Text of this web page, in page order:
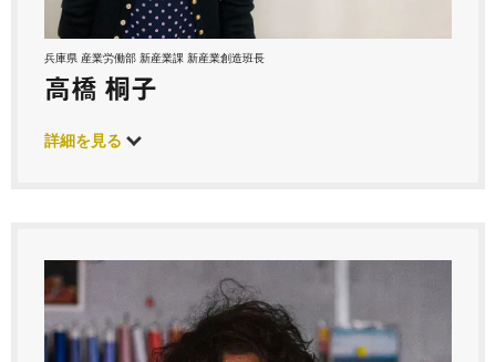
兵庫県 産業労働部 新産業課 新産業創造班長
高橋 桐子
詳細を見る